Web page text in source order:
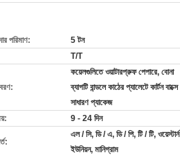
পরিমাণ:
5 টন
T/T
কয়েলগুলিতে ওয়াটারপ্রুফ পেপারে, বোনা
ব্যাগটি বান্ডলে কাঠের প্যালেটে কার্টন বাক্সে
সাধারণ প্যাকেজ
9 - 24 দিন
এল / সি, ডি / এ, ডি / পি, টি / টি, ওয়েস্টার্ন
ইউনিয়ন, মানিগ্রাম